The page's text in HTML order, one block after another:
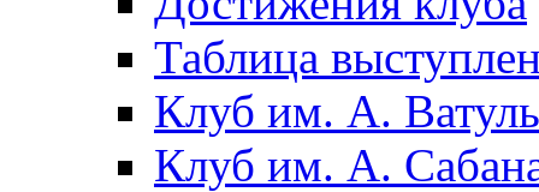
Таблица
Клуб им. А.
Клуб им. А.